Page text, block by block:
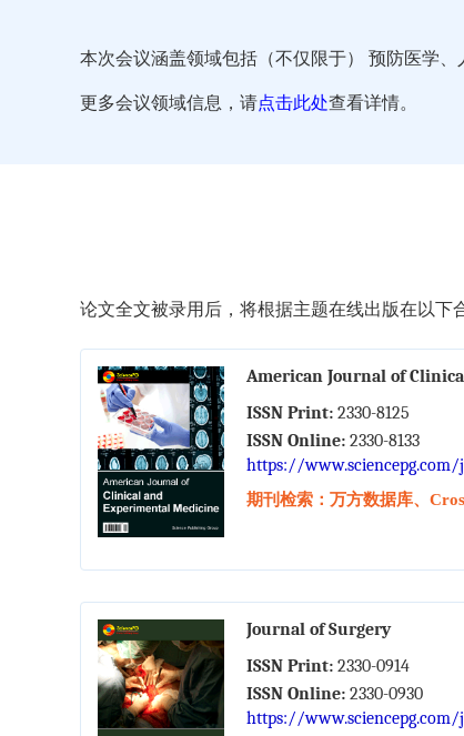
本次会议涵盖领域包括（不仅限于） 预防医学
更多会议领域信息，请点击此处查看详情。
论文全文被录用后，将根据主题在线出版在以下
American Journal of
ISSN Print: 2330-8125
ISSN Online: 2330-8133
https://
期刊检索：万方数据库、
Journal of Surgery
ISSN Print: 2330-0914
ISSN Online: 2330-0930
https://